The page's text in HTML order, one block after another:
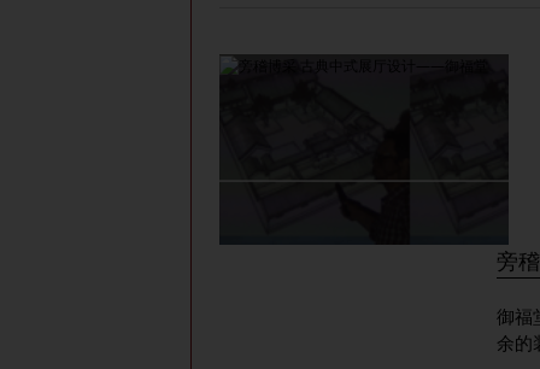
旁
御福
余的